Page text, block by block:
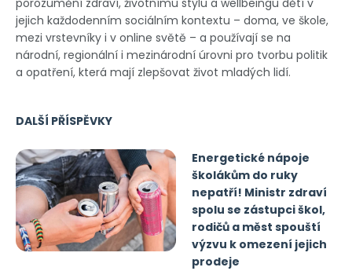
porozumění zdraví, životnímu stylu a wellbeingu dětí v
jejich každodenním sociálním kontextu – doma, ve škole,
mezi vrstevníky i v online světě – a používají se na
národní, regionální i mezinárodní úrovni pro tvorbu politik
a opatření, která mají zlepšovat život mladých lidí.
DALŠÍ PŘÍSPĚVKY
Energetické nápoje
školákům do ruky
nepatří! Ministr zdraví
spolu se zástupci škol,
rodičů a měst spouští
výzvu k omezení jejich
prodeje